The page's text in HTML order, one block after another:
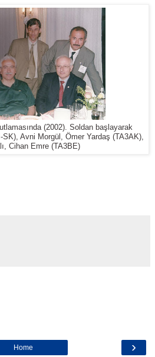
(2002). Soldan başlayarak
Avni Morgül, Ömer Yardaş (TA3AK),
Cihan Emre (TA3BE)
›
Home